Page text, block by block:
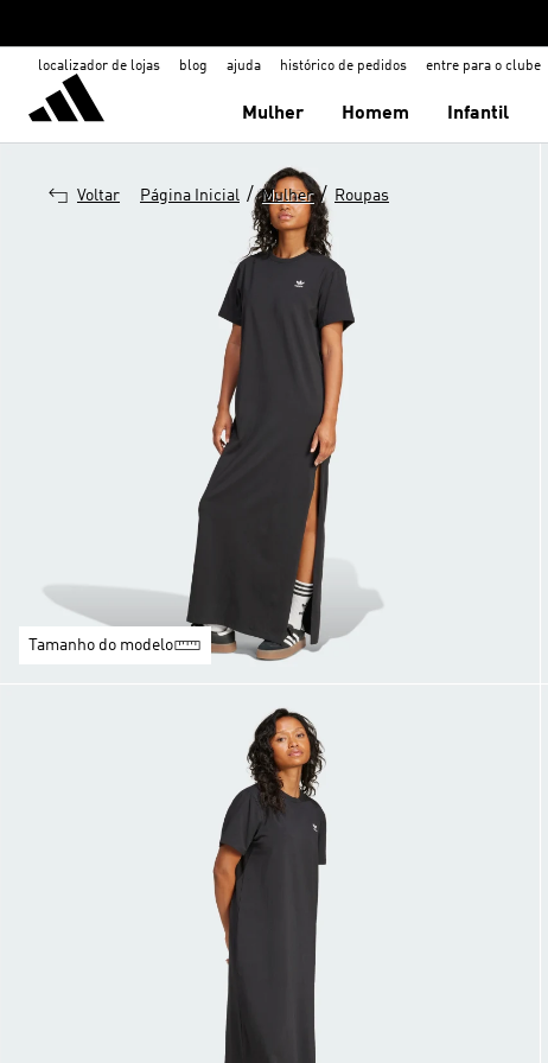
localizador de lojas blog ajuda histórico de pedidos entre para o clube
Mulher Homem Infantil
Voltar Página Inicial / Mulher / Roupas
Tamanho do modelo